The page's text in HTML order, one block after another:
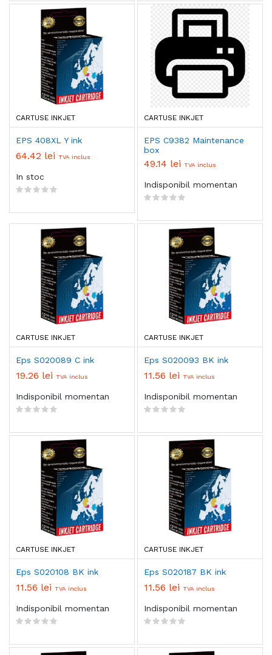
CARTUSE INKJET
EPS 408XL Y ink
64.42 lei TVA inclus
In stoc
CARTUSE INKJET
EPS C9382 Maintenance
box
49.14 lei TVA inclus
Indisponibil momentan
CARTUSE INKJET
Eps S020089 C ink
19.26 lei TVA inclus
Indisponibil momentan
CARTUSE INKJET
Eps S020093 BK ink
11.56 lei TVA inclus
Indisponibil momentan
CARTUSE INKJET
Eps S020108 BK ink
11.56 lei TVA inclus
Indisponibil momentan
CARTUSE INKJET
Eps S020187 BK ink
11.56 lei TVA inclus
Indisponibil momentan